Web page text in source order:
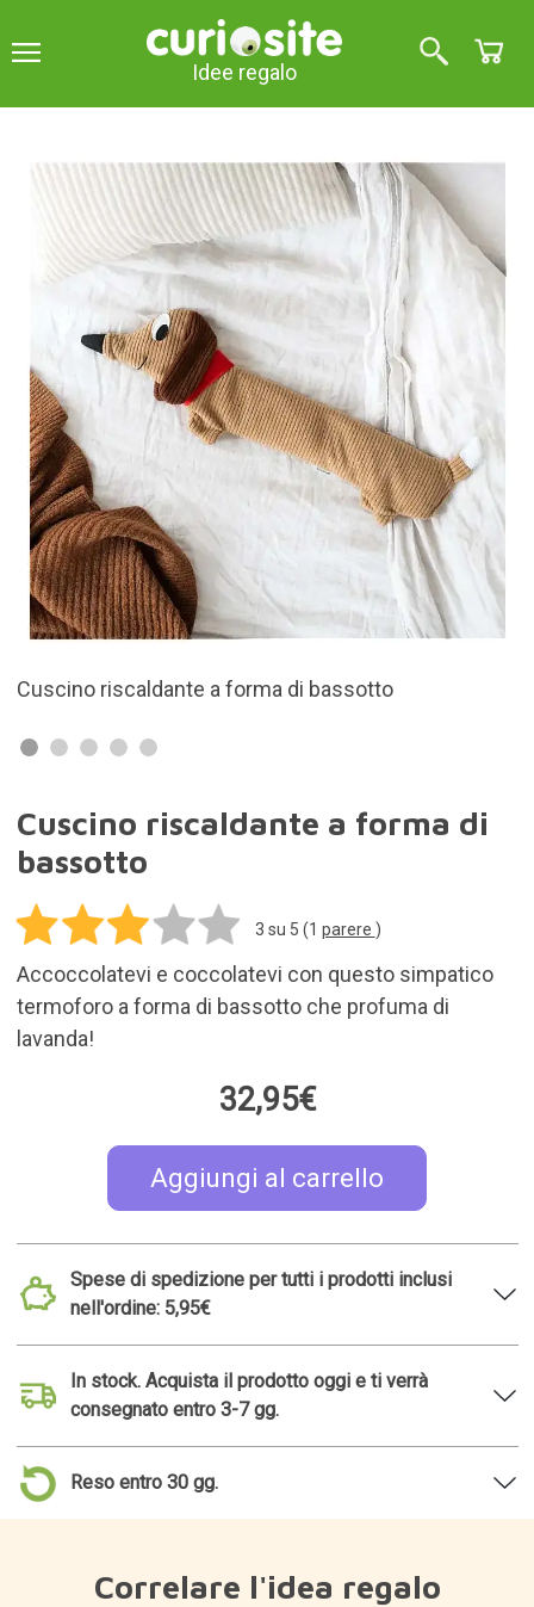
Idee regalo
Si riscalda nel microonde
Cuscino riscaldante a forma di
bassotto
3 su 5 (1 parere )
Accoccolatevi e coccolatevi con questo simpatico
termoforo a forma di bassotto che profuma di
lavanda!
32,95€
Aggiungi al carrello
Spese di spedizione per tutti i prodotti inclusi
nell'ordine: 5,95€
In stock. Acquista il prodotto oggi e ti verrà
consegnato entro 3-7 gg.
Reso entro 30 gg.
Correlare l'idea regalo